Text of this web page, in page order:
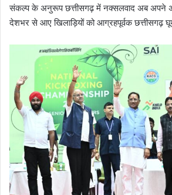
संकल्प के अनुरूप छत्तीसगढ़ में नक्सलवाद अब अपने
देशभर से आए खिलाड़ियों को आग्रहपूर्वक छत्तीसगढ़